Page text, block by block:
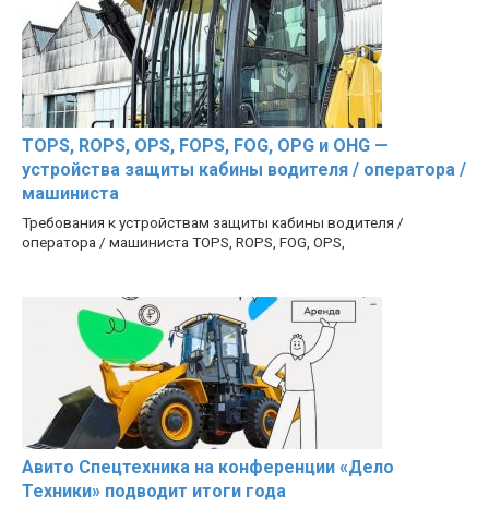
TOPS, ROPS, OPS, FOPS, FOG, OPG и OHG —
устройства защиты кабины водителя / оператора /
машиниста
Требования к устройствам защиты кабины водителя /
оператора / машиниста TOPS, ROPS, FOG, OPS,
Авито Спецтехника на конференции «Дело
Техники» подводит итоги года